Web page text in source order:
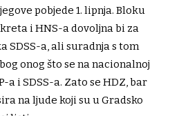
pobjede 1. lipnja. Bloku
i HNS-a dovoljna bi za
SDSS-a, ali suradnja s tom
onog što se na nacionalnoj
i SDSS-a. Zato se HDZ, bar
na ljude koji su u Gradsko